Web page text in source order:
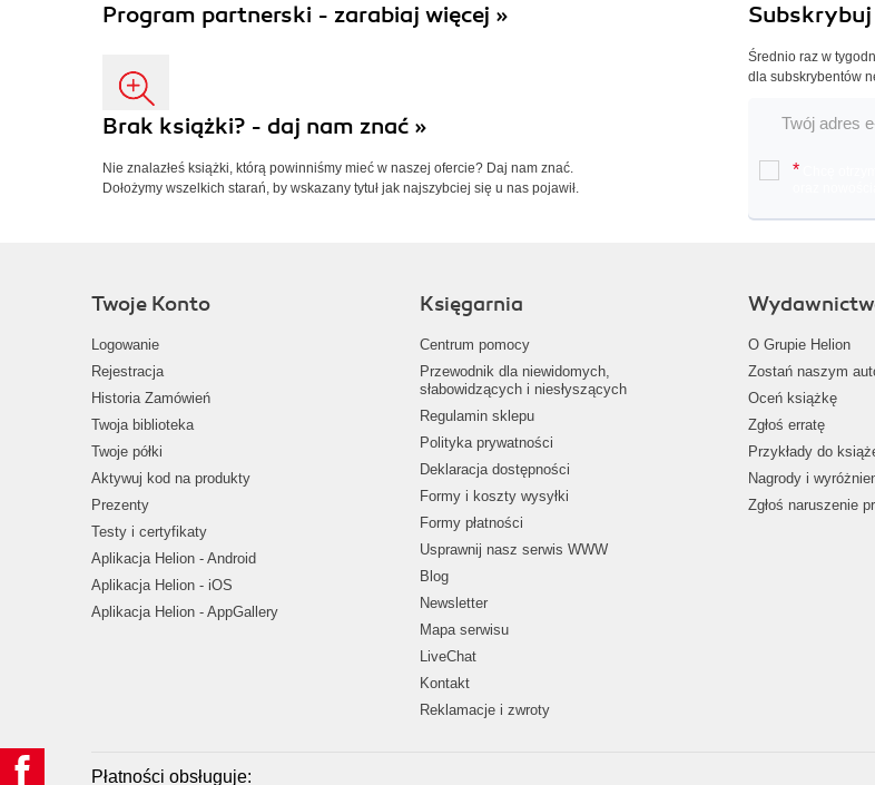
Program partnerski - zarabiaj więcej »
Brak książki? - daj nam znać »
Nie znalazłeś książki, którą powinniśmy mieć w naszej ofercie? Daj nam znać.
Dołożymy wszelkich starań, by wskazany tytuł jak najszybciej się u nas pojawił.
Średnio raz w
dla subskrybentów
*
Twoje Konto
Logowanie
Rejestracja
Historia Zamówień
Twoja biblioteka
Twoje półki
Aktywuj kod na produkty
Prezenty
Testy i certyfikaty
Aplikacja Helion - Android
Aplikacja Helion - iOS
Aplikacja Helion - AppGallery
Księgarnia
Centrum pomocy
Przewodnik dla niewidomych,
słabowidzących i niesłyszących
Regulamin sklepu
Polityka prywatności
Deklaracja dostępności
Formy i koszty wysyłki
Formy płatności
Usprawnij nasz serwis WWW
Blog
Newsletter
Mapa serwisu
LiveChat
Kontakt
Reklamacje i zwroty
O Grupie Helion
Zostań naszym
Oceń książkę
Zgłoś erratę
Przykłady do
Nagrody i
Zgłoś naruszenie
Płatności obsługuje: